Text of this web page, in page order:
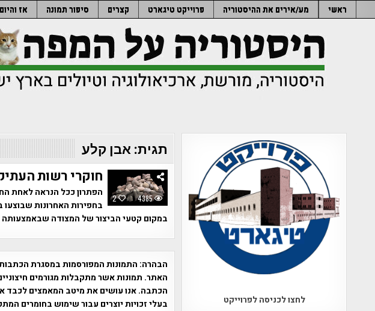
to
ראשי מע/אירים את ההיסטוריה פרוייקט טיגארט קצרים סיפור תמונה אז והיום
תגית:אבן קלע
2 4385
חוקרי רשות
הפתרון ככל הנראה לאחת
בחפירות האחרונות שבוצעו
במקום קטעי הביצור של המצודה שבאמצעותה
הבהרה: התמונות המפורסמות במסגרת
האתר. תמונות אשר מתקבלות מגורמים
הכתבה. אנו עושים את מיטב המאמצים לכבד
בעלי זכויות יוצרים עבור שימוש בחומרים
לחצו לכניסה לפרוייקט